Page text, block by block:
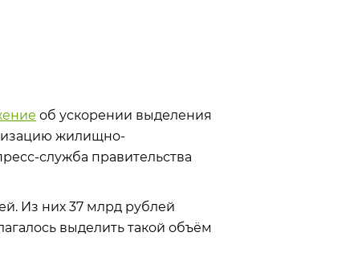
об ускорении выделения
жилищно-
служба правительства
Из них 37 млрд рублей
выделить такой объём